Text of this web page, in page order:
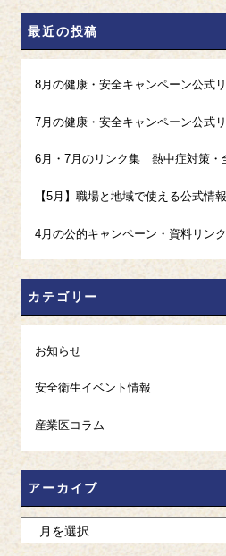
最近の投稿
8月の健康・安全キャンペーン公式
7月の健康・安全キャンペーン公式
6月・7月のリンク集｜熱中症対策・
カテゴリー
お知らせ
安全衛生イベント情報
産業医コラム
アーカイブ